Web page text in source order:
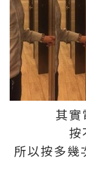
其實
按
所以按多幾